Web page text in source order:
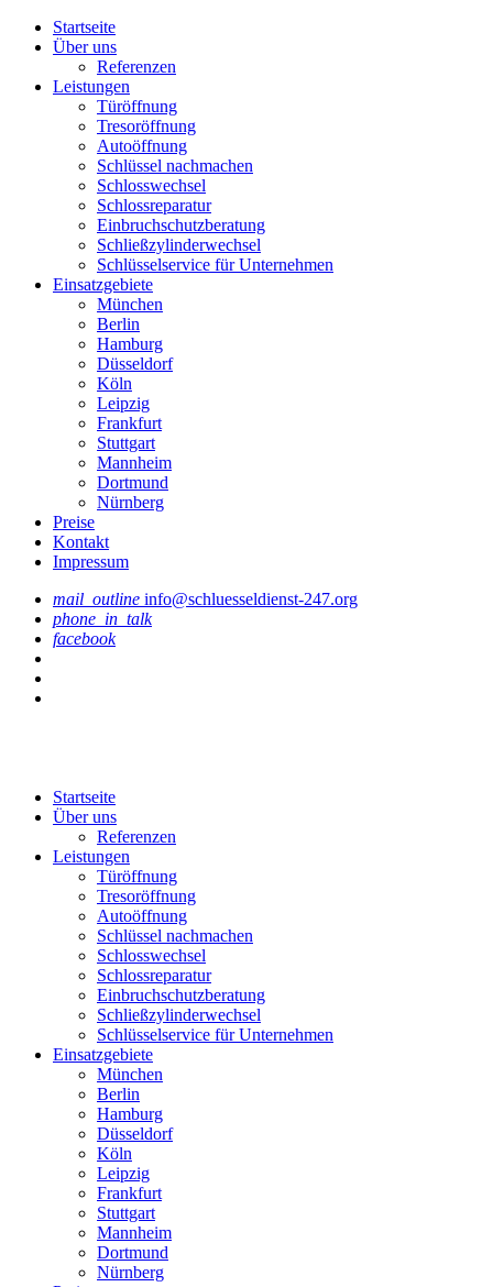
Startseite
Über uns
Referenzen
Leistungen
Türöffnung
Tresoröffnung
Аutoöffnung
Schlüssel nachmachen
Schlosswechsel
Schlossreparatur
Einbruchschutzberatung
Schließzylinderwechsel
Schlüsselservice für Unternehmen
Einsatzgebiete
München
Berlin
Hamburg
Düsseldorf
Köln
Leipzig
Frankfurt
Stuttgart
Mannheim
Dortmund
Nürnberg
Preise
Kontakt
Impressum
mail_outline info@schluesseldienst-247.org
phone_in_talk
facebook
Startseite
Über uns
Referenzen
Leistungen
Türöffnung
Tresoröffnung
Аutoöffnung
Schlüssel nachmachen
Schlosswechsel
Schlossreparatur
Einbruchschutzberatung
Schließzylinderwechsel
Schlüsselservice für Unternehmen
Einsatzgebiete
München
Berlin
Hamburg
Düsseldorf
Köln
Leipzig
Frankfurt
Stuttgart
Mannheim
Dortmund
Nürnberg